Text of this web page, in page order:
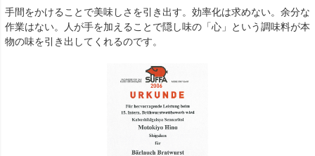
手間をかけることで美味しさを引き出す。効率化は求めない。余分な
作業はない。人が手を加えることで隠し味の「心」という調味料が本
物の味を引き出してくれるのです。